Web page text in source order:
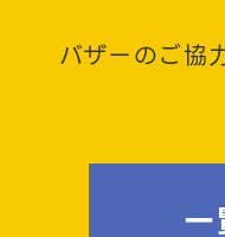
バザーのご協